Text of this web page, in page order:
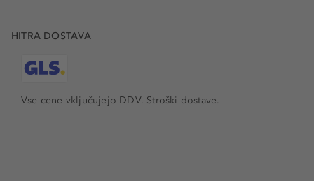
HITRA DOSTAVA
Vse cene vključujejo DDV. Stroški dostave.